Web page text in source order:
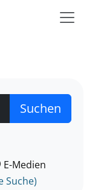
Sie suchen wollen.
E-Medien
Suche)